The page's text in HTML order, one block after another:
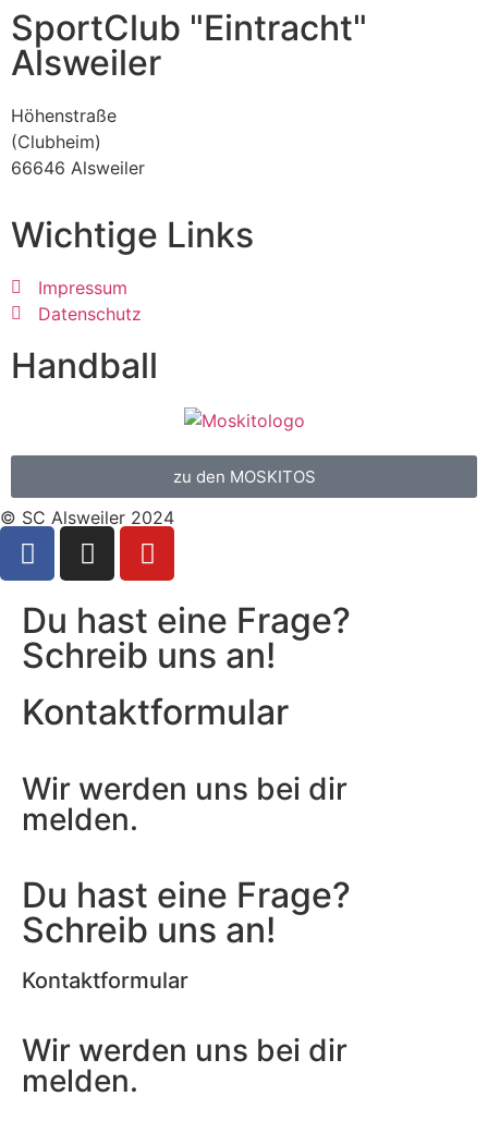
SportClub "Eintracht"
Alsweiler
Höhenstraße
(Clubheim)
66646 Alsweiler
Wichtige Links
Impressum
Datenschutz
Handball
zu den MOSKITOS
© SC Alsweiler 2024
Du hast eine Frage?
Schreib uns an!
Kontaktformular
Wir werden uns bei dir
melden.
Du hast eine Frage?
Schreib uns an!
Kontaktformular
Wir werden uns bei dir
melden.